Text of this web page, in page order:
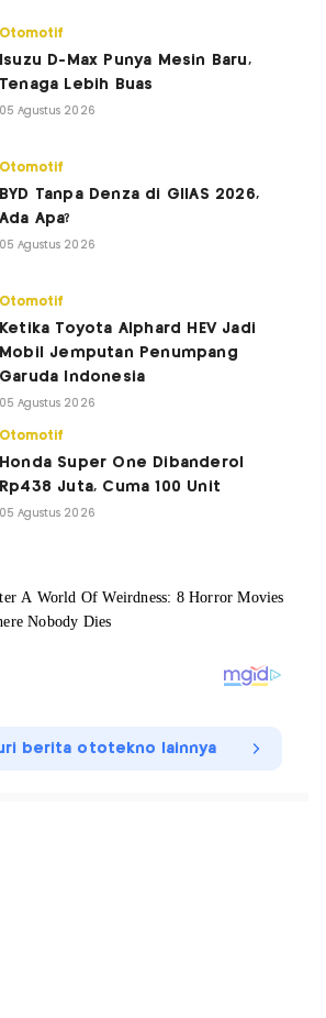
Otomotif
Isuzu D-Max Punya Mesin Baru,
Tenaga Lebih Buas
05 Agustus 2026
Otomotif
BYD Tanpa Denza di GIIAS 2026,
Ada Apa?
05 Agustus 2026
Otomotif
Ketika Toyota Alphard HEV Jadi
Mobil Jemputan Penumpang
Garuda Indonesia
05 Agustus 2026
Otomotif
Honda Super One Dibanderol
Rp438 Juta, Cuma 100 Unit
05 Agustus 2026
berita ototekno lainnya